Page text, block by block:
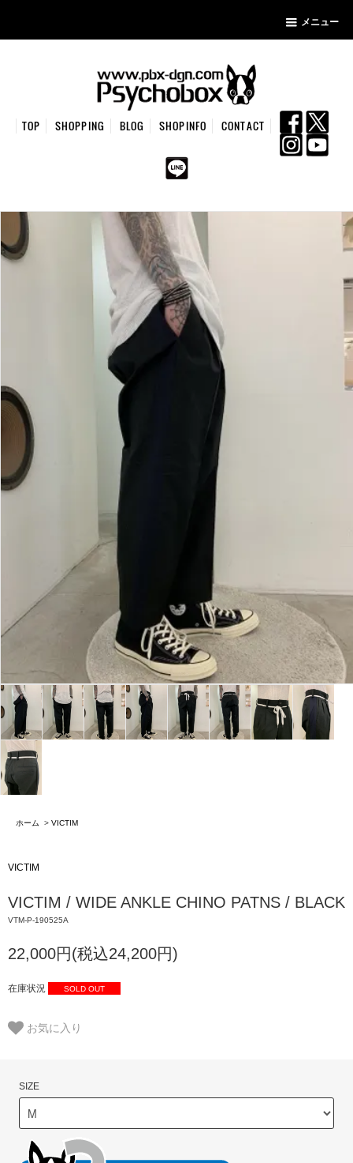
メニュー
TOP SHOPPING BLOG SHOPINFO CONTACT
ホーム > VICTIM
VICTIM
VICTIM / WIDE ANKLE CHINO PATNS / BLACK
VTM-P-190525A
22,000円(税込24,200円)
在庫状況 SOLD OUT
お気に入り
SIZE